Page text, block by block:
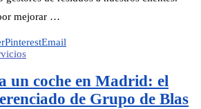
mejorar …
PinterestEmail
un coche en Madrid: el
de Grupo de Blas